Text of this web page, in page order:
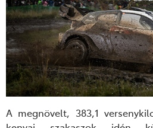
A megnövelt, 383,1